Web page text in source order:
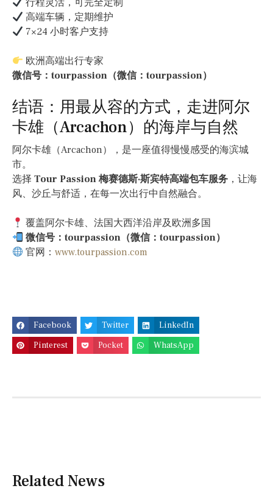
行程灵活，可完全定制
高端车辆，定期维护
7×24 小时客户支持
欧洲高端出行专家
微信号：tourpassion（微信：tourpassion）
结语：用最从容的方式，走进阿尔
卡雄（Arcachon）的海岸与自然
阿尔卡雄（Arcachon），是一座值得慢慢感受的海滨城
市。
选择 Tour Passion 梅赛德斯·斯宾特高端包车服务 ，让海
风、沙丘与舒适，在每一次出行中自然融合。
覆盖阿尔卡雄、法国大西洋沿岸及欧洲多国
微信号：tourpassion（微信：tourpassion）
官网：www.tourpassion.com
Facebook Twitter
LinkedIn
Pinterest
Pocket WhatsApp
Related News